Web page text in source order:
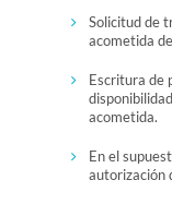
Solicitud de
acometida
Escritura de
acometida.
En el
autorización